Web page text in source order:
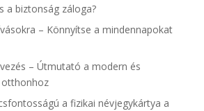
a biztonság záloga?
– Könnyítse a mindennapokat
– Útmutató a modern és
otthonhoz
a fizikai névjegykártya a